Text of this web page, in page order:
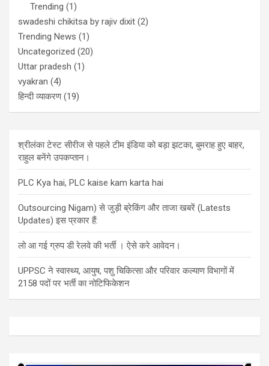
Trending (1)
swadeshi chikitsa by rajiv dixit (2)
Trending News (1)
Uncategorized (20)
Uttar pradesh (1)
vyakran (4)
हिन्दी व्याकरण(19)
श्रीलंका टेस्ट सीरीज से पहले टीम इंडिया को बड़ा झटका, बुमराह हुए बाहर,
राहुल बनेंगे उपकप्तान।
PLC Kya hai, PLC kaise kam karta hai
Outsourcing Nigam) से जुड़ी ब्रेकिंग और ताजा खबरें (Latests
Updates) इस प्रकार हैं:
लो आ गई ग्रुप डी रेलवे की भर्ती । ऐसे करे आवेदन।
UPPSC ने स्वास्थ्य, आयुष, पशु चिकित्सा और परिवार कल्याण विभागों में
2158 पदों पर भर्ती का नोटिफिकेशन